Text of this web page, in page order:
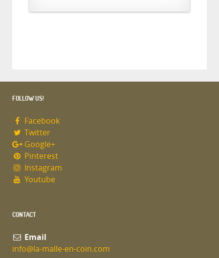
FOLLOW US!
Facebook
Twitter
Google+
Pinterest
Instagram
Youtube
CONTACT
Email
info@la-malle-en-coin.com